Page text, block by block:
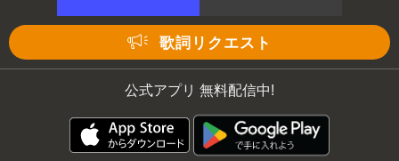
歌詞リクエスト
公式アプリ 無料配信中!